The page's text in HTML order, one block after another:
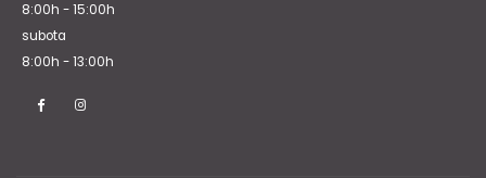
8:00h - 15:00h
subota
8:00h - 13:00h